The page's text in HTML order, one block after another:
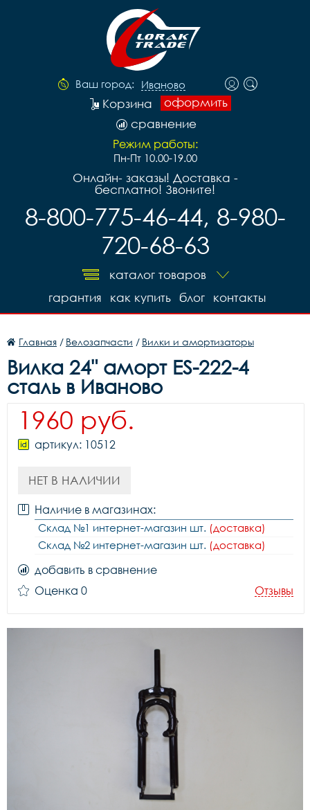
Ваш город: Иваново
оформить
Корзина
сравнение
Режим работы:
Пн-Пт 10.00-19.00
Онлайн- заказы! Доставка -
бесплатно! Звоните!
8-800-775-46-44, 8-980-
720-68-63
каталог товаров
контакты
блог
как купить
гарантия
Главная / Велозапчасти / Вилки и амортизаторы
Вилка 24" аморт ES-222-4
сталь в Иваново
1960 руб.
артикул: 10512
НЕТ В НАЛИЧИИ
Наличие в магазинах:
Склад №1 интернет-магазин шт. (доставка)
Склад №2 интернет-магазин шт. (доставка)
добавить в сравнение
Оценка 0
Отзывы